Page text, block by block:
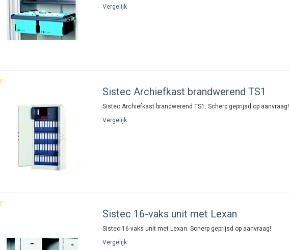
Vergelijk
Sistec Archiefkast brandwerend TS1
Sistec Archiefkast brandwerend TS1. Scherp geprijsd op aanvraag!
Vergelijk
Sistec 16-vaks unit met Lexan
Sistec 16-vaks unit met Lexan. Scherp geprijsd op aanvraag!
Vergelijk